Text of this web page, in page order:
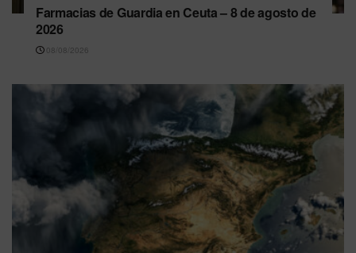
Farmacias de Guardia en Ceuta – 8 de agosto de
2026
08/08/2026